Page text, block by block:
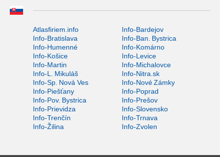
Atlasfiriem.info
Info-Bardejov
Info-Bratislava
Info-Ban. Bystrica
Info-Humenné
Info-Komárno
Info-Košice
Info-Levice
Info-Martin
Info-Michalovce
Info-L. Mikuláš
Info-Nitra.sk
Info-Sp. Nová Ves
Info-Nové Zámky
Info-Piešťany
Info-Poprad
Info-Pov. Bystrica
Info-Prešov
Info-Prievidza
Info-Slovensko
Info-Trenčín
Info-Trnava
Info-Žilina
Info-Zvolen